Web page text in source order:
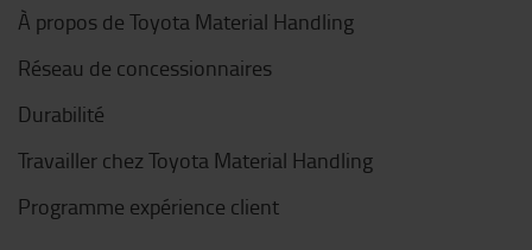
À propos de Toyota Material Handling
Réseau de concessionnaires
Durabilité
Travailler chez Toyota Material Handling
Programme expérience client